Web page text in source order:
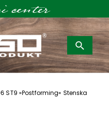
Išči:
ST9 »Postforming« Stenska